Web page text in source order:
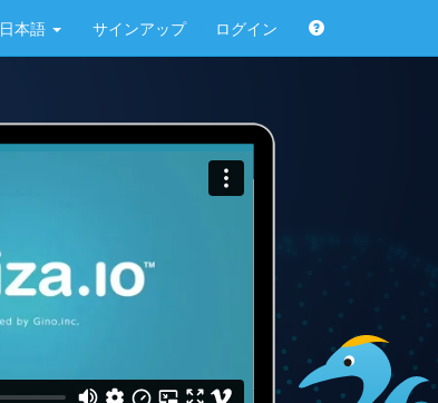
日本語 サインアップ ログイン